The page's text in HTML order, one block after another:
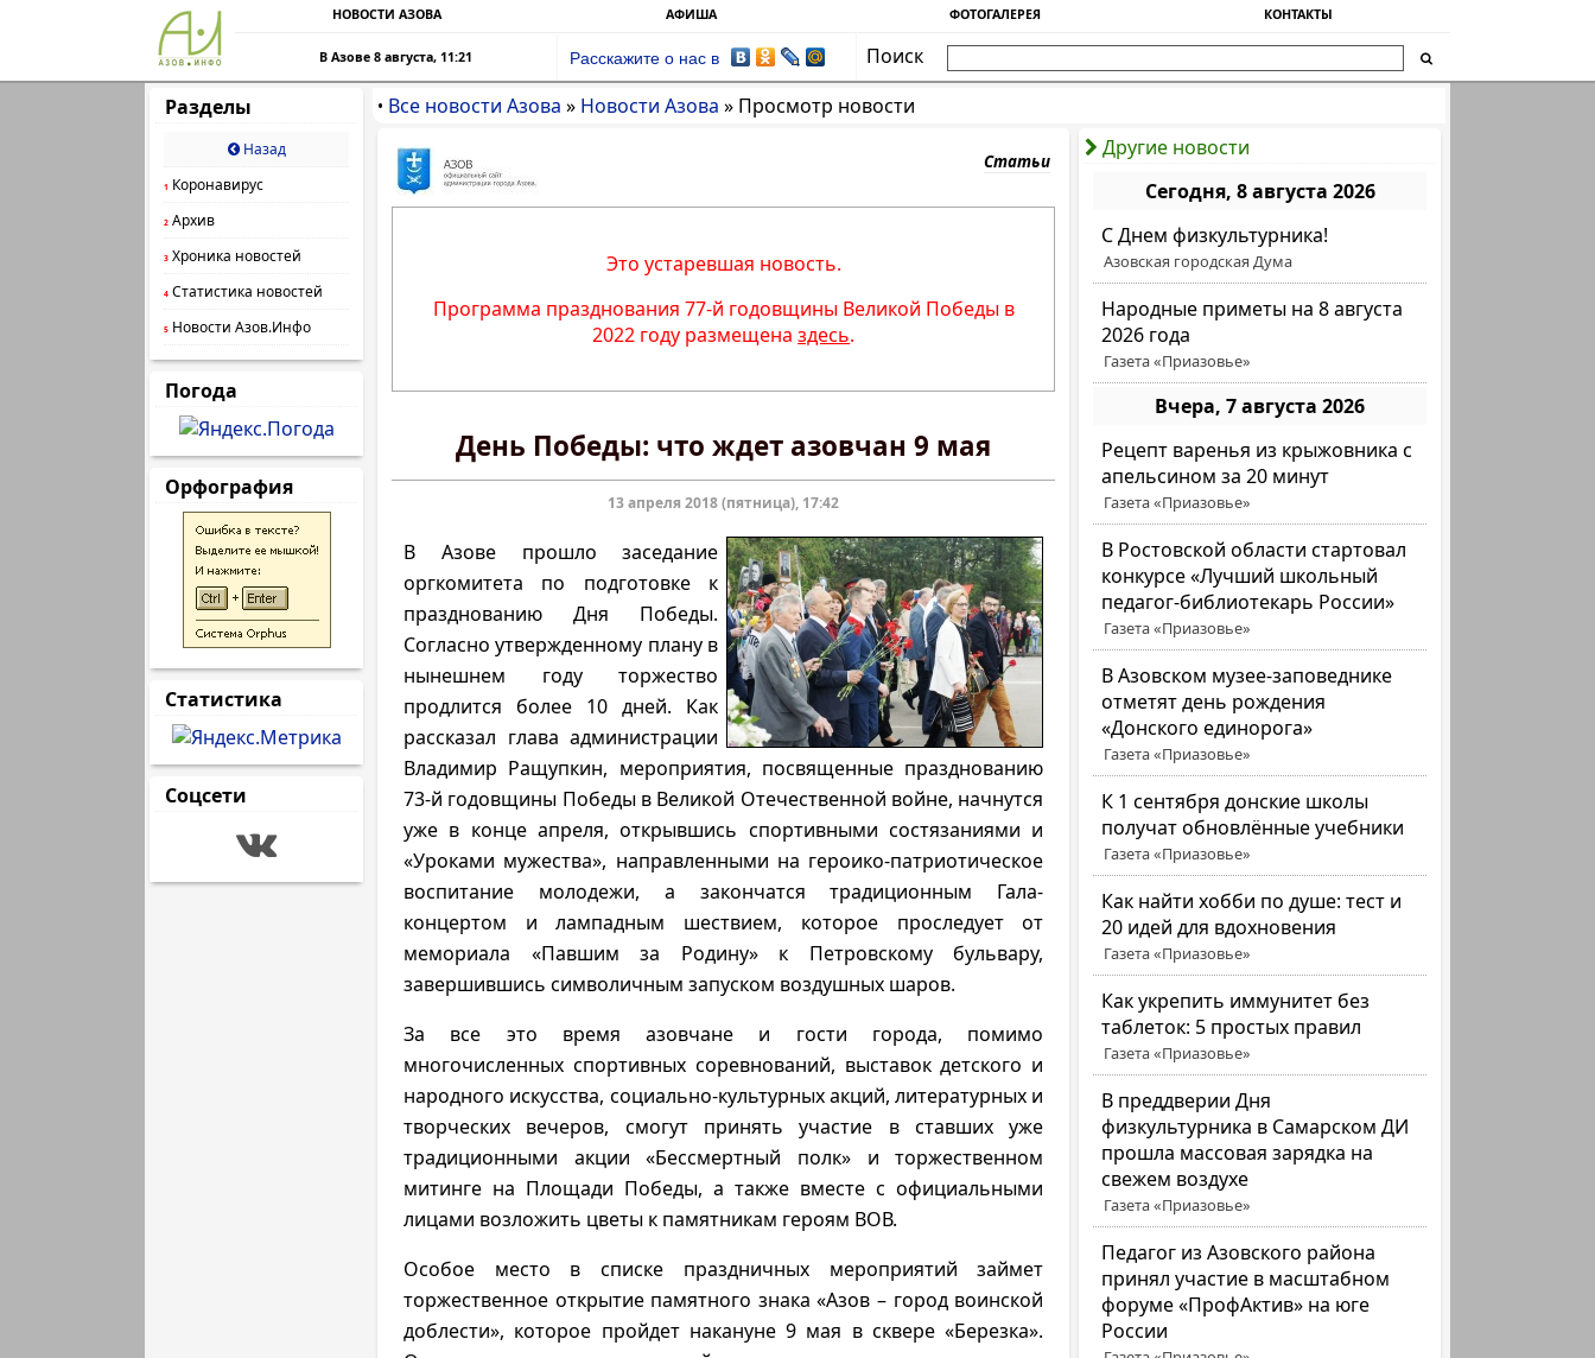
НОВОСТИ АЗОВА АФИША ФОТОГАЛЕРЕЯ КОНТАКТЫ
В Азове 8 августа, 11:21 Расскажите о нас в
Поиск
Разделы
Назад
1 Коронавирус
2 Архив
3 Хроника новостей
4 Статистика новостей
5 Новости Азов.Инфо
Погода
Орфография
Статистика
Соцсети
• Все новости Азова » Новости Азова » Просмотр новости
Другие новости
Сегодня, 8 августа 2026
C Днем физкультурника!
Азовская городская Дума
Народные приметы на 8 августа
2026 года
Газета «Приазовье»
Вчера, 7 августа 2026
Рецепт варенья из крыжовника с
апельсином за 20 минут
Газета «Приазовье»
В Ростовской области стартовал
конкурсе «Лучший школьный
педагог-библиотекарь России»
Газета «Приазовье»
В Азовском музее-заповеднике
отметят день рождения
«Донского единорога»
Газета «Приазовье»
К 1 сентября донские школы
получат обновлённые учебники
Газета «Приазовье»
Как найти хобби по душе: тест и
20 идей для вдохновения
Газета «Приазовье»
Как укрепить иммунитет без
таблеток: 5 простых правил
Газета «Приазовье»
В преддверии Дня
физкультурника в Самарском ДИ
прошла массовая зарядка на
свежем воздухе
Газета «Приазовье»
Педагог из Азовского района
принял участие в масштабном
форуме «ПрофАктив» на юге
России
Статьи
Это устаревшая новость.
Программа празднования 77-й годовщины Великой Победы в
2022 году размещеназдесь.
День Победы: что ждет азовчан 9 мая
13 апреля 2018 (пятница), 17:42
В Азове прошло заседание
оргкомитета по подготовке к
празднованию Дня Победы.
Согласно утвержденному плану в
нынешнем году торжество
продлится более 10 дней. Как
рассказал глава администрации
Владимир Ращупкин, мероприятия, посвященные празднованию
73-й годовщины Победы в Великой Отечественной войне, начнутся
уже в конце апреля, открывшись спортивными состязаниями и
«Уроками мужества», направленными на героико-патриотическое
воспитание молодежи, а закончатся традиционным Гала-
концертом и лампадным шествием, которое проследует от
мемориала «Павшим за Родину» к Петровскому бульвару,
завершившись символичным запуском воздушных шаров.
За все это время азовчане и гости города, помимо
многочисленных спортивных соревнований, выставок детского и
народного искусства, социально-культурных акций, литературных и
творческих вечеров, смогут принять участие в ставших уже
традиционными акции «Бессмертный полк» и торжественном
митинге на Площади Победы, а также вместе с официальными
лицами возложить цветы к памятникам героям ВОВ.
Особое место в списке праздничных мероприятий займет
торжественное открытие памятного знака «Азов – город воинской
доблести», которое пройдет накануне 9 мая в сквере «Березка».